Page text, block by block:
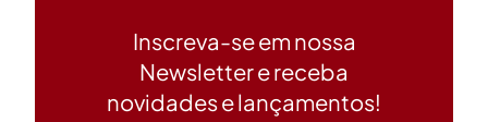
Inscreva-se em nossa
Newsletter e receba
novidades e lançamentos!